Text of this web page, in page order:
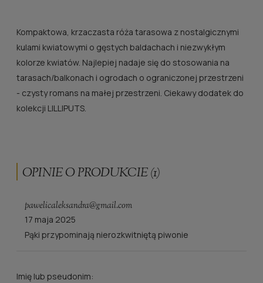
Kompaktowa, krzaczasta róża tarasowa z nostalgicznymi
kulami kwiatowymi o gęstych baldachach i niezwykłym
kolorze kwiatów. Najlepiej nadaje się do stosowania na
tarasach/balkonach i ogrodach o ograniczonej przestrzeni
- czysty romans na małej przestrzeni. Ciekawy dodatek do
kolekcji LILLIPUTS.
OPINIE O PRODUKCIE (1)
pawelicaleksandra@gmail.com
17 maja 2025
Pąki przypominają nierozkwitniętą piwonie
Imię lub pseudonim: